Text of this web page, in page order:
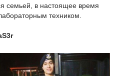
семьей, в настоящее время
техником.